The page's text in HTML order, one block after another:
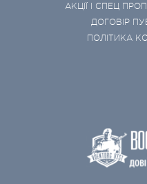
АКЦІЇ І СПЕЦ
ДОГОВІР
ПОЛІТИКА